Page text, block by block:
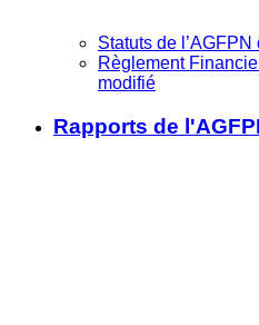
Statuts de
Règlement
modifié
Rapports de